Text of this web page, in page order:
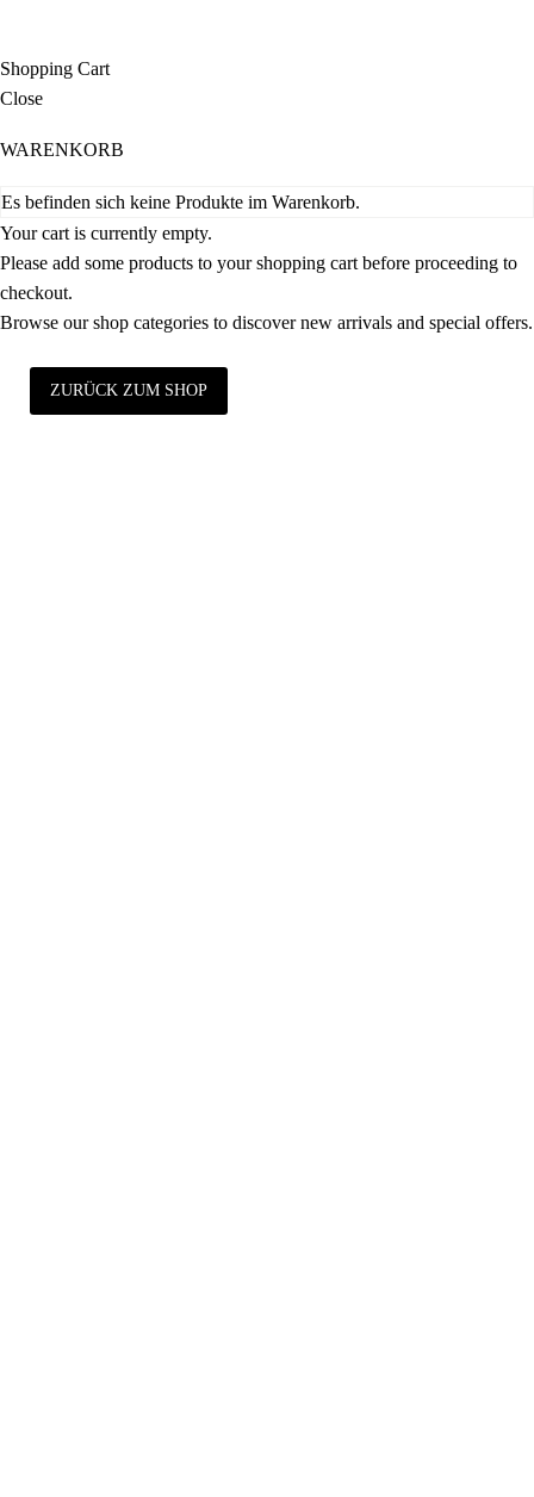
Shopping Cart
Close
WARENKORB
Es befinden sich keine Produkte im Warenkorb.
Your cart is currently empty.
Please add some products to your shopping cart before proceeding to
checkout.
Browse our shop categories to discover new arrivals and special offers.
ZURÜCK ZUM SHOP